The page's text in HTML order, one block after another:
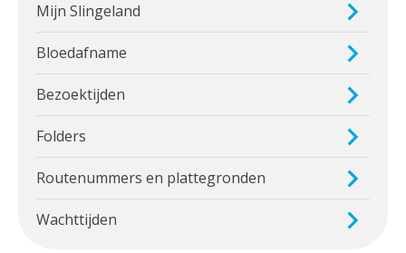
Mijn Slingeland
Bloedafname
Bezoektijden
Folders
Routenummers en plattegronden
Wachttijden